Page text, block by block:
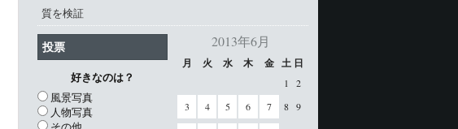
質を検証
2013年6月
月 火 水 木 金 土 日
1
2
3
4 5 6 7 8 9
投票
好きなのは？
風景写真
人物写真